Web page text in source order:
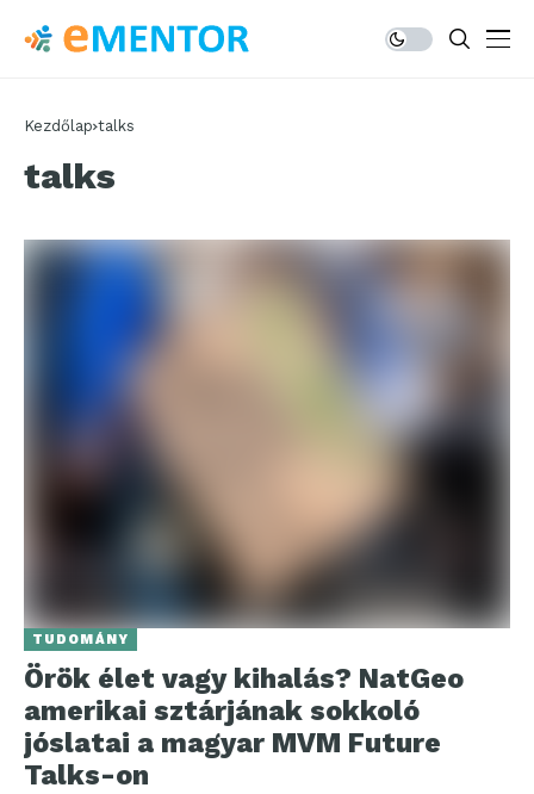
Kezdőlap talks
talks
TUDOMÁNY
Örök élet vagy kihalás? NatGeo
amerikai sztárjának sokkoló
jóslatai a magyar MVM Future
Talks-on